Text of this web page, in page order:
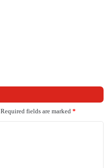
Required fields are marked *